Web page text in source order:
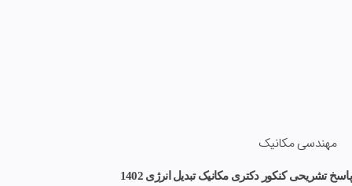
مهندسی مکانیک
پاسخ تشریحی کنکور دکتری مکانیک تبدیل انرژی 1402